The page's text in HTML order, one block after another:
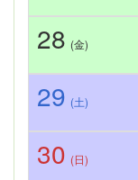
28 (金)
29 (土)
30 (日)